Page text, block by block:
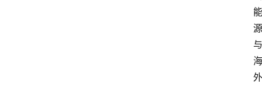
能
源
与
海
外